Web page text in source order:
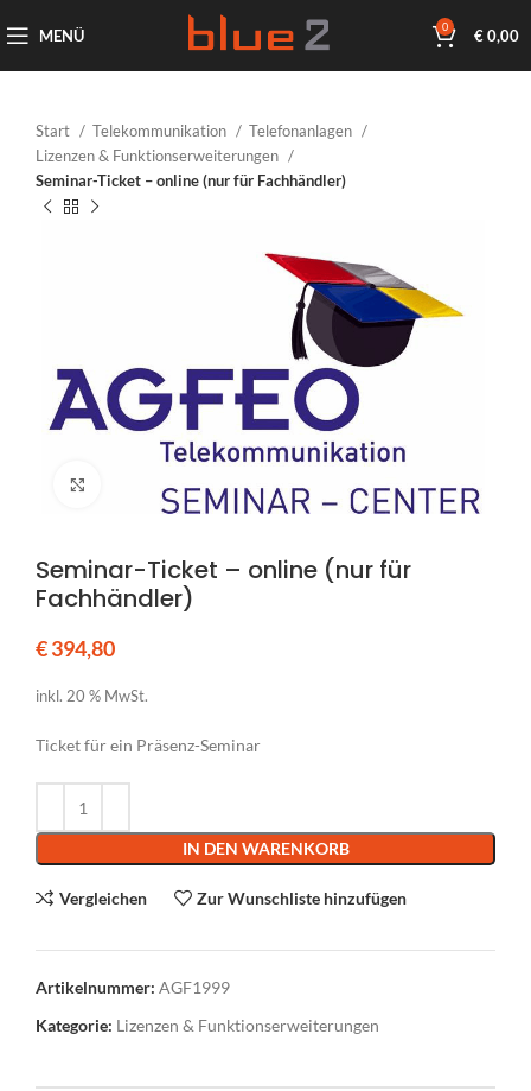
MENÜ 0 €0,00
Start Telekommunikation
Telefonanlagen
Lizenzen & Funktionserweiterungen
Seminar-Ticket – online (nur für Fachhändler)
Klicken um zu vergrößern
Seminar-Ticket – online (nur für
Fachhändler)
€394,80
inkl. 20 % MwSt.
Ticket für ein Präsenz-Seminar
IN DEN WARENKORB
Vergleichen Zur Wunschliste hinzufügen
Artikelnummer: AGF1999
Kategorie: Lizenzen & Funktionserweiterungen